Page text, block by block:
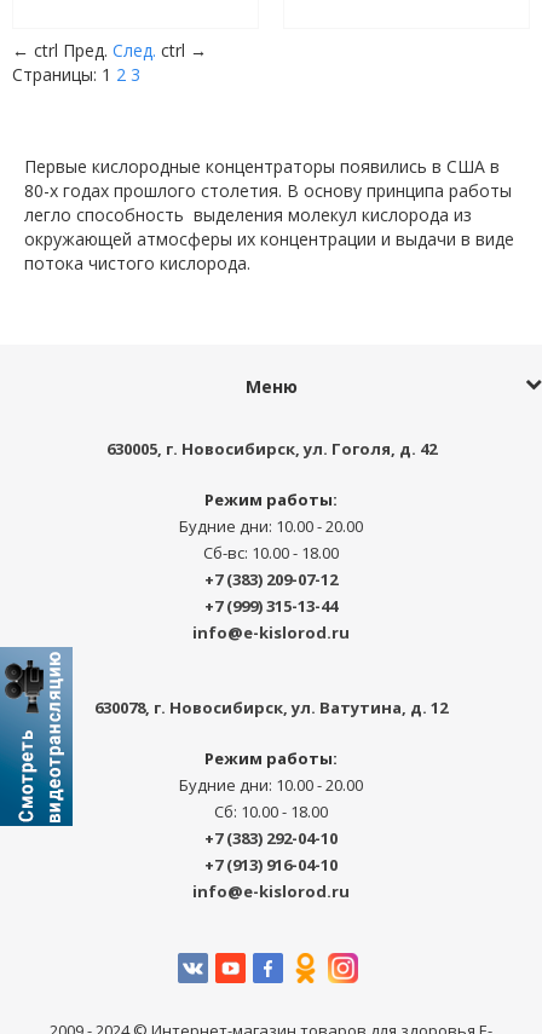
← ctrl Пред. След. ctrl →
Страницы: 1 2 3
Первые кислородные концентраторы появились в США в
80-х годах прошлого столетия. В основу принципа работы
легло способность выделения молекул кислорода из
окружающей атмосферы их концентрации и выдачи в виде
потока чистого кислорода.
Меню
630005, г. Новосибирск,ул. Гоголя, д. 42
Режим работы:
Будние дни: 10.00 - 20.00
Сб-вс: 10.00 - 18.00
+7 (383) 209-07-12
+7 (999) 315-13-44
info@e-kislorod.ru
630078, г. Новосибирск,ул. Ватутина, д. 12
Режим работы:
Будние дни: 10.00 - 20.00
Сб: 10.00 - 18.00
+7 (383) 292-04-10
+7 (913) 916-04-10
info@e-kislorod.ru